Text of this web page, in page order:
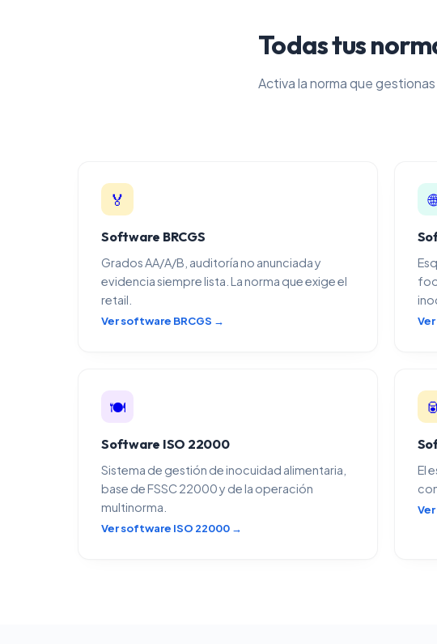
Todas tus
Activa la norma que
🏅
Software BRCGS
Grados AA/A/B, auditoría no anunciada y
evidencia siempre lista. La norma que exige el
retail.
Ver software BRCGS →
🍽️
Software ISO 22000
Sistema de gestión de inocuidad alimentaria,
base de FSSC 22000 y de la operación
multinorma.
Ver software ISO 22000 →
🥫
El